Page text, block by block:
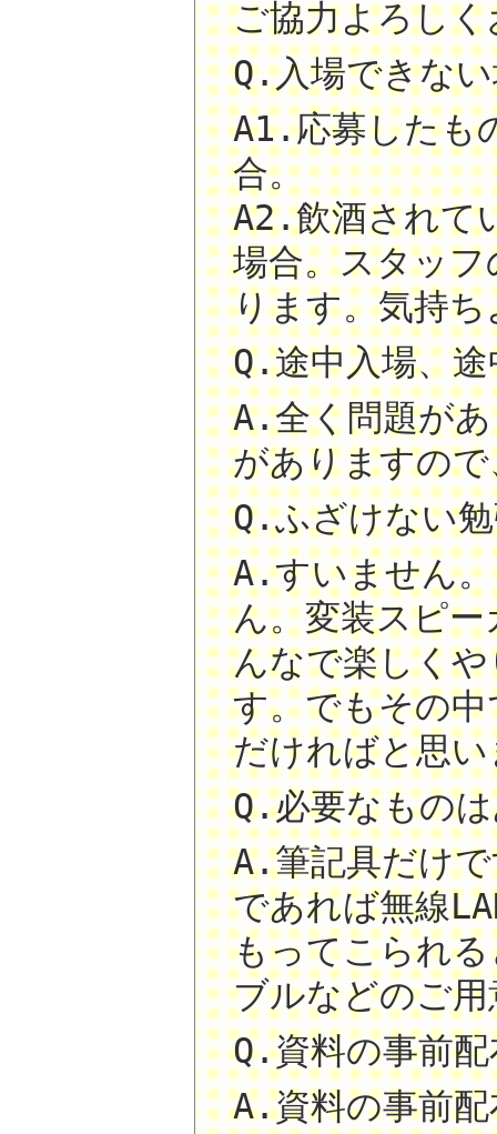
ご協力よろし
Q.入場できな
A1.応募したも
合。
A2.飲酒されて
場合。スタッ
ります。気持
Q.途中入場、
A.全く問題が
がありますの
Q.ふざけない
A.すいません
ん。変装スピ
んなで楽しく
す。でもその
だければと思
Q.必要なもの
A.筆記具だけ
であれば無線
もってこられ
ブルなどのご
Q.資料の事前
A.資料の事前